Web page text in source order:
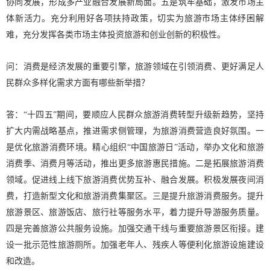
协同发展，形成多产业融合发展新局面。五是筑牢基础，激发市场主
体新活力。充分利用好各项扶持政策，切实为旅游市场主体纾困解
难，充分发挥各类市场主体投资旅游和创业创新的积极性。
问：消费是经济发展的重要引擎，旅游领域在引领消费、更好满足人
民群众多样化需求方面有哪些新举措？
答：“十四五”期间，要顺应人民群众旅游消费转型升级新趋势，坚持
扩大内需战略基点，推进需求侧管理，为旅游消费营造良好氛围。一
是优化旅游消费环境。精心组织“中国旅游日”活动，举办文化和旅游
消费季、消费月等活动，推出更多旅游惠民措施。二是拓展旅游消费
领域。促进线上线下旅游消费优势互补、融合发展。积极发展夜间消
费，打造新型文化和旅游消费集聚区。三是提升旅游消费服务。提升
旅游景区、旅游饭店、旅行社等服务水平，着力提升导游服务质量。
四是完善旅游公共服务设施。加强交通干线与重要旅游景区衔接。建
设一批示范性旅游厕所。加强老年人、残疾人等便利化旅游设施建设
和改造。